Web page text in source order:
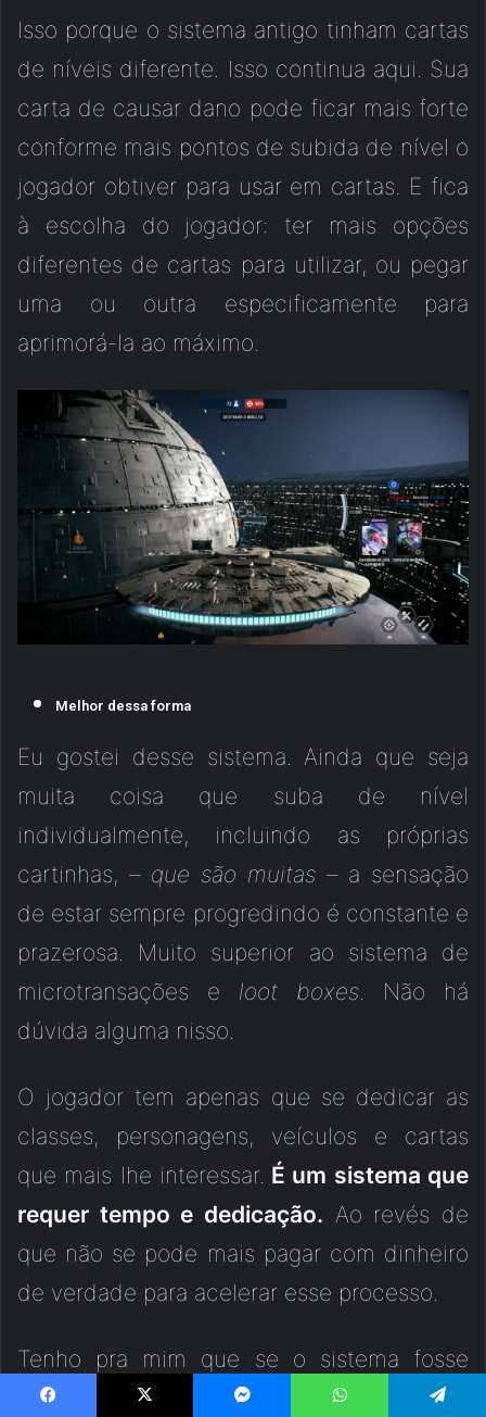
Isso porque o sistema antigo tinham cartas
de níveis diferente. Isso continua aqui. Sua
carta de causar dano pode ficar mais forte
conforme mais pontos de subida de nível o
jogador obtiver para usar em cartas. E fica
à escolha do jogador: ter mais opções
diferentes de cartas para utilizar, ou pegar
uma ou outra especificamente para
aprimorá-la ao máximo.
Melhor dessa forma
Eu gostei desse sistema. Ainda que seja
muita coisa que suba de nível
individualmente, incluindo as próprias
cartinhas, – que são muitas– a sensação
de estar sempre progredindo é constante e
prazerosa. Muito superior ao sistema de
microtransações e loot boxes. Não há
dúvida alguma nisso.
O jogador tem apenas que se dedicar as
classes, personagens, veículos e cartas
que mais lhe interessar. É um sistema que
requer tempo e dedicação. Ao revés de
que não se pode mais pagar com dinheiro
de verdade para acelerar esse processo.
Tenho pra mim que se o sistema fosse
assim desde o começo, e em contrapartida